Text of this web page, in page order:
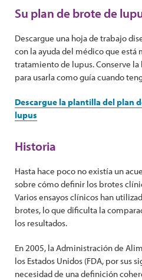
Su plan de brote de
Descargue una hoja de trabajo
con la ayuda del médico que está
tratamiento de lupus. Conserve
para usarla como guía cuando
Descargue la plantilla del plan
lupus
Historia
Hasta hace poco no existía un
sobre cómo definir los brotes
Varios ensayos clínicos han
brotes, lo que dificulta la
los resultados.
En 2005, la Administración de
los Estados Unidos (FDA, por sus
necesidad de una definición